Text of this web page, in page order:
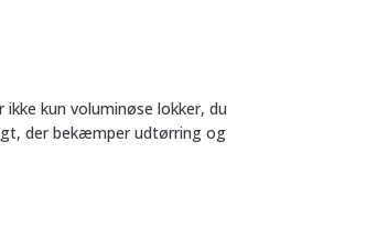
kun voluminøse lokker, du
der bekæmper udtørring og